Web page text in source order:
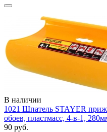
В наличии
1021 Шпатель STAYER
обоев, пластмасс, 4-в-1,
90 руб.